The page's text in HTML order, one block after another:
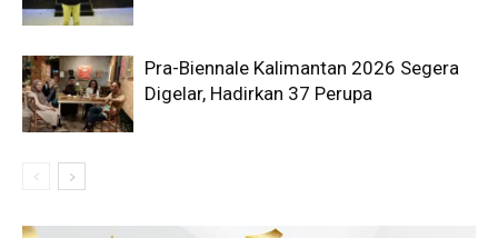
Pra-Biennale Kalimantan 2026 Segera
Digelar, Hadirkan 37 Perupa